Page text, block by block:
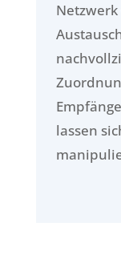
Netzwerk
lassen